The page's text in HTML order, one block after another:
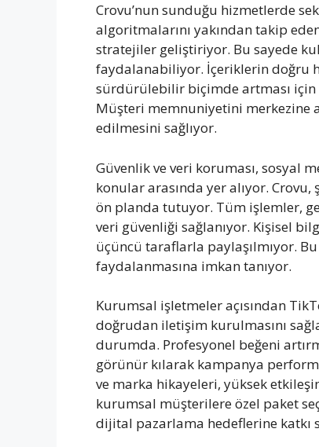
Crovu’nun sunduğu hizmetlerde
algoritmalarını yakından takip
stratejiler geliştiriyor. Bu sayede
faydalanabiliyor. İçeriklerin doğru
sürdürülebilir biçimde artması için
Müşteri memnuniyetini merkezine
edilmesini sağlıyor.
Güvenlik ve veri koruması, sosyal
konular arasında yer alıyor.
ön planda tutuyor. Tüm işlemler,
veri güvenliği sağlanıyor. Kişisel
üçüncü taraflarla paylaşılmıyor.
faydalanmasına imkan tanıyor.
Kurumsal işletmeler açısından
doğrudan iletişim kurulmasını
durumda. Profesyonel beğeni
görünür kılarak kampanya
ve marka hikayeleri, yüksek
kurumsal müşterilere özel paket
dijital pazarlama hedeflerine katkı